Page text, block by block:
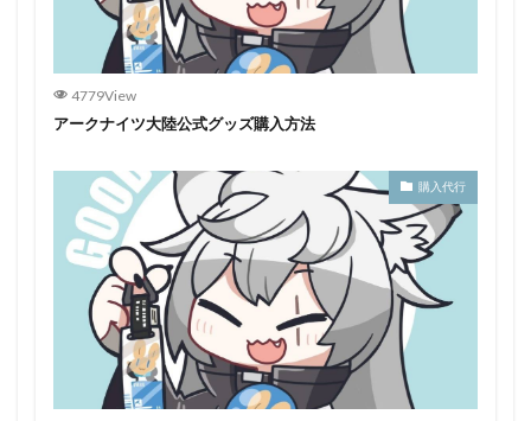
4779View
アークナイツ大陸公式グッズ購入方法
購入代行